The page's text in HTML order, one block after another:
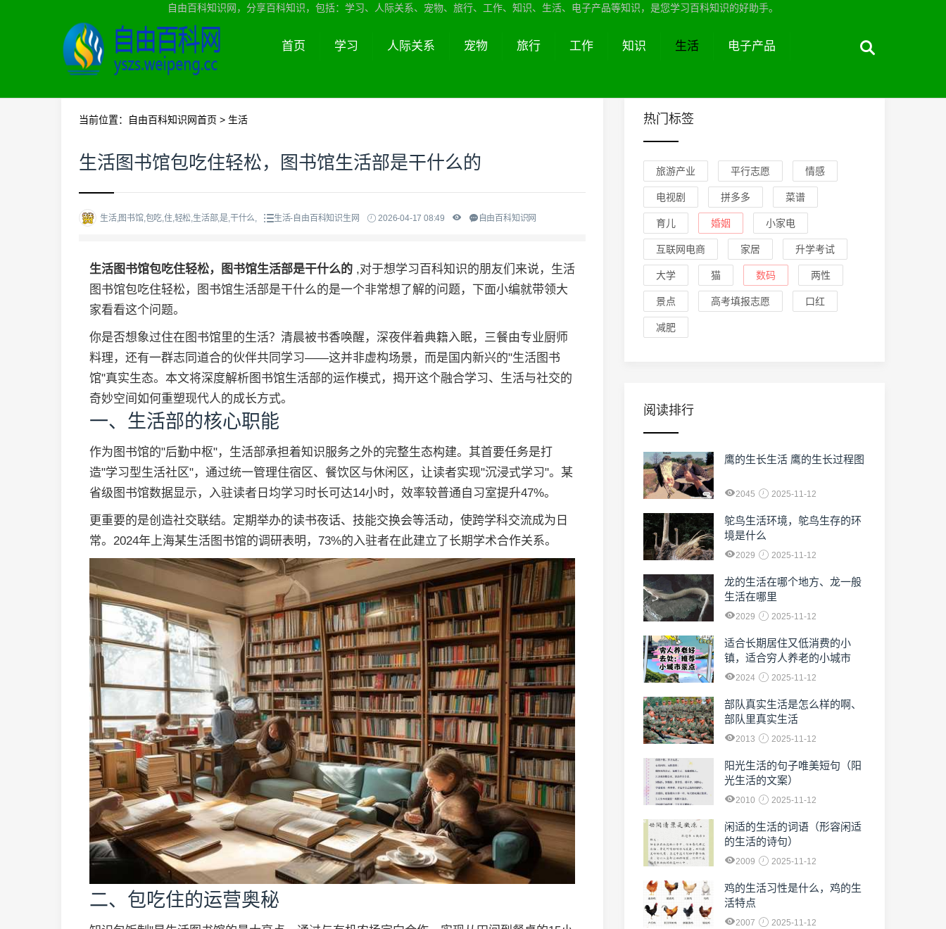
自由百科知识网，分享百科知识，包括：学习、人际关系、宠物、旅行、工作、知识、生活、电子产品等知识，是您学习百科知识的好助手。
首页 学习 人际关系 宠物 旅行 工作 知识 生活 电子产品
当前位置： 自由百科知识网首页 > 生活
生活图书馆包吃住轻松，图书馆生活部是干什么的
生活,图书馆,包吃,住,轻松,生活部,是,干什么, 生活-自由百科知识生网 2026-04-17 08:49 自由百科知识网
生活图书馆包吃住轻松，图书馆生活部是干什么的 ,对于想学习百科知识的朋友们来说，生活
图书馆包吃住轻松，图书馆生活部是干什么的是一个非常想了解的问题，下面小编就带领大
家看看这个问题。
你是否想象过住在图书馆里的生活？清晨被书香唤醒，深夜伴着典籍入眠，三餐由专业厨师
料理，还有一群志同道合的伙伴共同学习——这并非虚构场景，而是国内新兴的"生活图书
馆"真实生态。本文将深度解析图书馆生活部的运作模式，揭开这个融合学习、生活与社交的
奇妙空间如何重塑现代人的成长方式。
一、生活部的核心职能
作为图书馆的"后勤中枢"，生活部承担着知识服务之外的完整生态构建。其首要任务是打
造"学习型生活社区"，通过统一管理住宿区、餐饮区与休闲区，让读者实现"沉浸式学习"。某
省级图书馆数据显示，入驻读者日均学习时长可达14小时，效率较普通自习室提升47%。
更重要的是创造社交联结。定期举办的读书夜话、技能交换会等活动，使跨学科交流成为日
常。2024年上海某生活图书馆的调研表明，73%的入驻者在此建立了长期学术合作关系。
二、包吃住的运营奥秘
热门标签
旅游产业 平行志愿 情感
电视剧 拼多多 菜谱
育儿 婚姻 小家电
互联网电商 家居 升学考试
大学 猫 数码 两性
景点 高考填报志愿 口红
减肥
阅读排行
鹰的生长生活 鹰的生长过程图
2045 2025-11-12
鸵鸟生活环境，鸵鸟生存的环
境是什么
2029 2025-11-12
龙的生活在哪个地方、龙一般
生活在哪里
2029 2025-11-12
适合长期居住又低消费的小
镇，适合穷人养老的小城市
2024 2025-11-12
部队真实生活是怎么样的啊、
部队里真实生活
2013 2025-11-12
阳光生活的句子唯美短句（阳
光生活的文案）
2010 2025-11-12
闲适的生活的词语（形容闲适
的生活的诗句）
2009 2025-11-12
鸡的生活习性是什么，鸡的生
活特点
2007 2025-11-12